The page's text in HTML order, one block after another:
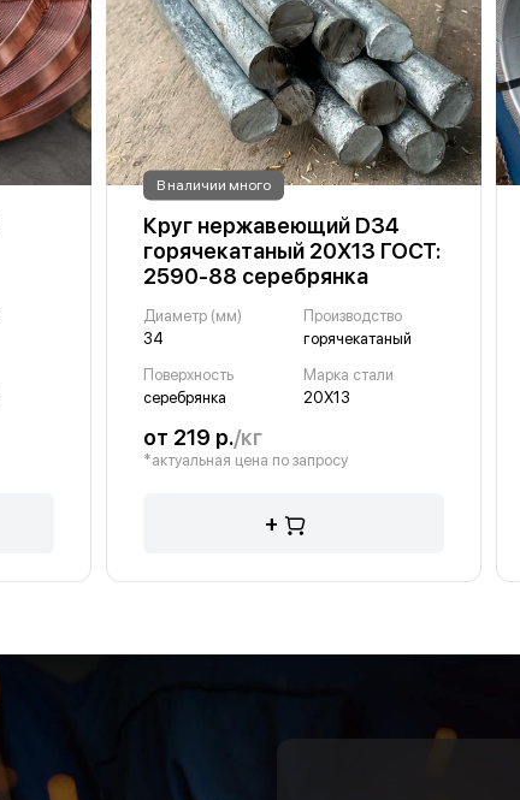
В наличии много
Круг нержавеющий D34
горячекатаный 20Х13 ГОСТ:
2590-88 серебрянка
Диаметр (мм)
34
Производство
горячекатаный
Поверхность
серебрянка
Марка стали
20Х13
от 219 р./кг
*актуальная цена по запросу
+